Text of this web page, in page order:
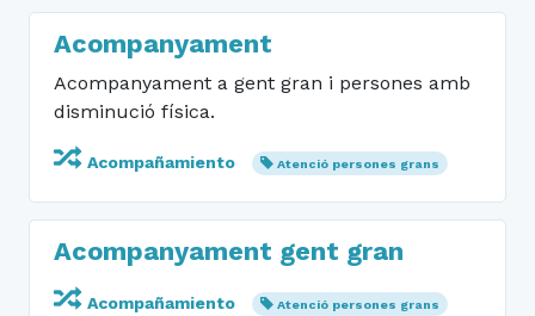
Acompanyament
Acompanyament a gent gran i persones amb
disminució física.
Acompañamiento Atenció persones grans
Acompanyament gent gran
Acompañamiento Atenció persones grans